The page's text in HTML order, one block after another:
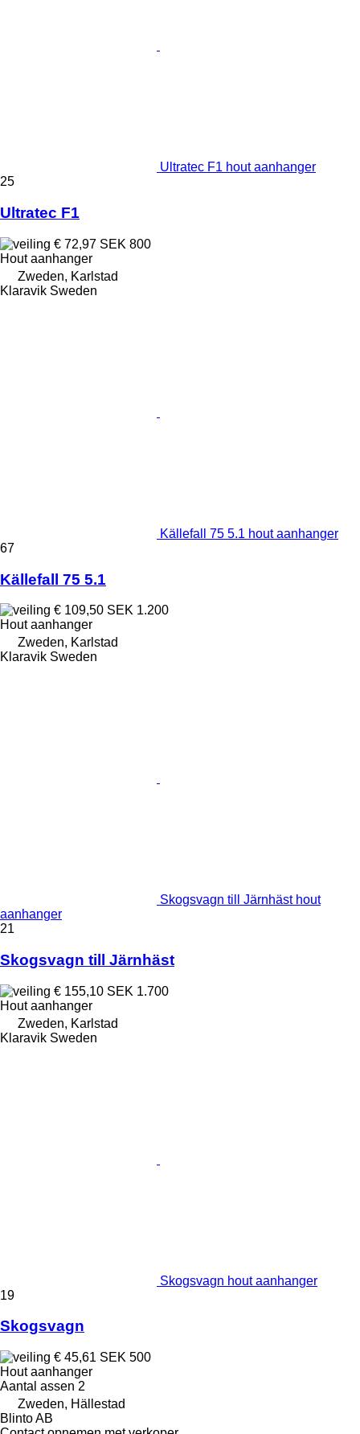
Ultratec F1 hout aanhanger
25
Ultratec F1
€ 72,97 SEK 800
Hout aanhanger
Zweden, Karlstad
Klaravik Sweden
Källefall 75 5.1 hout aanhanger
67
Källefall 75 5.1
€ 109,50 SEK 1.200
Hout aanhanger
Zweden, Karlstad
Klaravik Sweden
Skogsvagn till Järnhäst hout
aanhanger
21
Skogsvagn till Järnhäst
€ 155,10 SEK 1.700
Hout aanhanger
Zweden, Karlstad
Klaravik Sweden
Skogsvagn hout aanhanger
19
Skogsvagn
€ 45,61 SEK 500
Hout aanhanger
Aantal assen 2
Zweden, Hällestad
Blinto AB